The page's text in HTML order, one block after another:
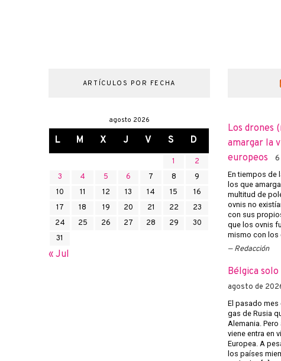
ARTÍCULOS POR FECHA
agosto 2026
L M X J V S D
1
2
3
4 5 6 7 8
9
10
11 12 13 14 15
16
17
18 19 20 21 22
23
24
25 26 27 28 29
30
31
« Jul
Los drones
amargar la
europeos
6
En tiempos de
los que
multitud de
ovnis no
con sus
que los ovnis
mismo con los
Redacción
Bélgica
agosto de
El pasado
gas de Rusia
Alemania.
viene entra en
Europea. A
los países